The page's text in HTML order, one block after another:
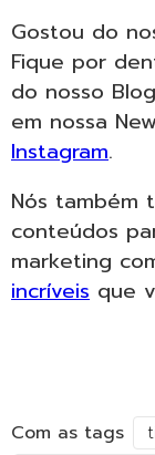
Gostou do
Fique por
do nosso
em nossa
Instagram.
Nós também
conteúdos
marketing
incríveis que
Com as tags